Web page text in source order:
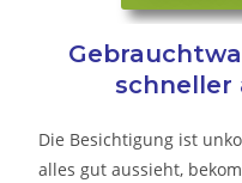
schneller
Die Besichtigung ist
alles gut aussieht,